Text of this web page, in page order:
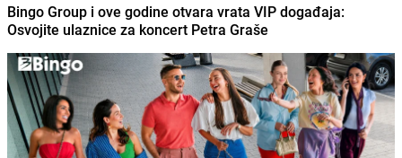
Bingo Group i ove godine otvara vrata VIP događaja:
Osvojite ulaznice za koncert Petra Graše